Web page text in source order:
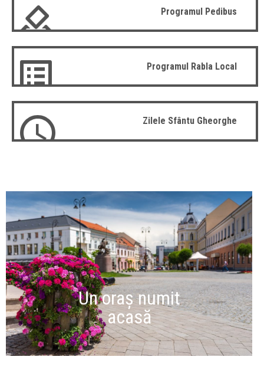
Programul Pedibus
Programul Rabla Local
Zilele Sfântu Gheorghe
Un oraș numit
acasă